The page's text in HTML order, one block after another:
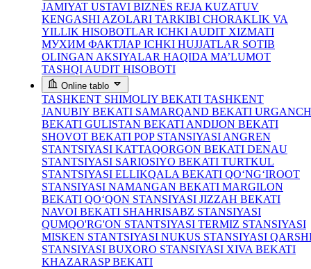
JAMIYAT USTAVI BIZNES REJA KUZATUV
KENGASHI AZOLARI TARKIBI CHORAKLIK VA
YILLIK HISOBOTLAR ICHKI AUDIT XIZMATI
МУХИМ ФАКТЛАР ICHKI HUJJATLAR SOTIB
OLINGAN AKSIYALAR HAQIDA MA’LUMOT
TASHQI AUDIT HISOBOTI
Online tablo
TASHKENT SHIMOLIY BEKATI TASHKENT
JANUBIY BEKATI SAMARQAND BEKATI URGANCH
BEKATI GULISTAN BEKATI ANDIJON BEKATI
SHOVOT BEKATI POP STANSIYASI ANGREN
STANTSIYASI KATTAQORGON BEKATI DENAU
STANTSIYASI SARIOSIYO BEKATI TURTKUL
STANTSIYASI ELLIKQALA BEKATI QO‘NG‘IROOT
STANSIYASI NAMANGAN BEKATI MARGILON
BEKATI QO‘QON STANSIYASI JIZZAH BEKATI
NAVOI BEKATI SHAHRISABZ STANSIYASI
QUMQO'RG'ON STANTSIYASI TERMIZ STANSIYASI
MISKEN STANTSIYASI NUKUS STANSIYASI
STANSIYASI BUXORO STANSIYASI XIVA BEKATI
KHAZARASP BEKATI